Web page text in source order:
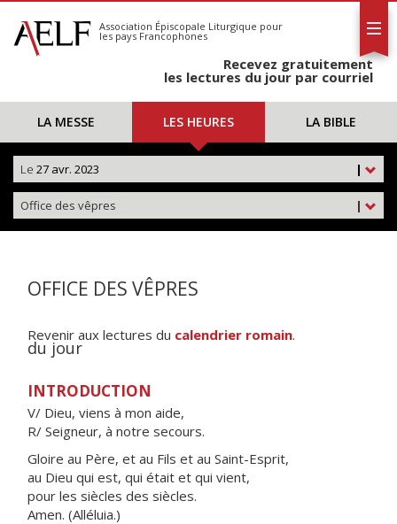
S'abonner
Calendrier
Association Épiscopale Liturgique pour
les pays Francophones
Recevez gratuitement
les lectures du jour par courriel
LA MESSE LES HEURES LA BIBLE
|
Le 27 avr. 2023
|
Office des vêpres
OFFICE DES VÊPRES
Revenir aux lectures du calendrier romain.
du jour
INTRODUCTION
V/ Dieu, viens à mon aide,
R/ Seigneur, à notre secours.
Gloire au Père, et au Fils et au Saint-Esprit,
au Dieu qui est, qui était et qui vient,
pour les siècles des siècles.
Amen. (Alléluia.)